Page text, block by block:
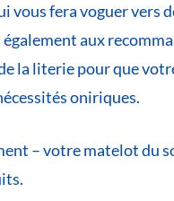
vous fera voguer vers
aux
la literie pour que
oniriques.
– votre matelot du